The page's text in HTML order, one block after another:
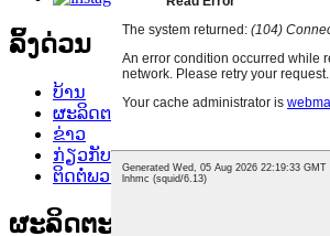
ລິ້ງດ່ວນ
ບ້ານ
ຜະລິດຕະພັນ
ຂ່າວ
ກ່ຽວກັບພວກເຮົາ
ຕິດຕໍ່ພວກເຮົາ
ຜະລິດຕະພັນ